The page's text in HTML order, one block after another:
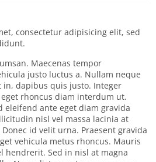
consectetur adipisicing elit, sed
Maecenas tempor
justo luctus a. Nullam neque
dapibus quis justo. Integer
rhoncus diam interdum ut.
eleifend ante eget diam gravida
nisl vel massa lacinia at
id velit urna. Praesent gravida
vehicula metus rhoncus. Mauris
hendrerit. Sed in nisl at magna